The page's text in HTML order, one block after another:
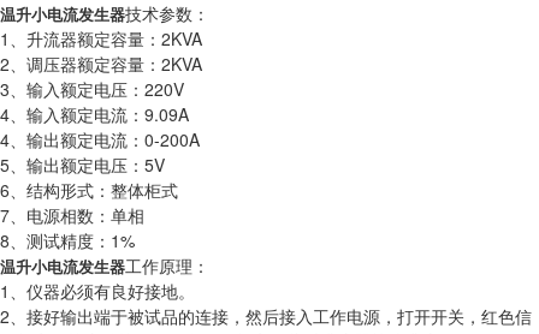
温升小电流发生器技术参数：
1、升流器额定容量：2KVA
2、调压器额定容量：2KVA
3、输入额定电压：220V
4、输入额定电流：9.09A
4、输出额定电流：0-200A
5、输出额定电压：5V
6、结构形式：整体柜式
7、电源相数：单相
8、测试精度：1%
温升小电流发生器工作原理：
1、仪器必须有良好接地。
2、接好输出端于被试品的连接，然后接入工作电源，打开开关，红色信